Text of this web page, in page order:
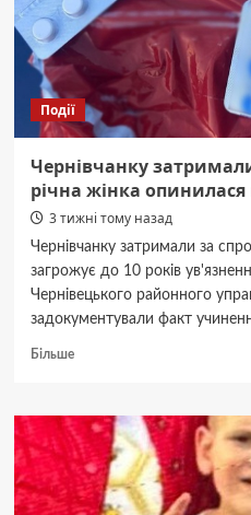
пошуків
8-
річного
школяра
Події
Чернівчанку
річна жінка
3 тижні тому назад
Чернівчанку затримали за
загрожує до 10 років
Чернівецького районного
задокументували факт
БільшеДокладніше
затримали
за
збут
метадону:
30-